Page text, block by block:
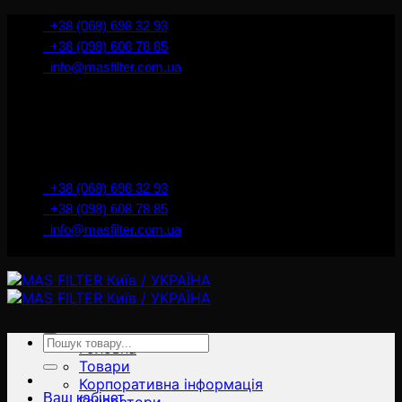
İçeriğe+38 (068) 698 32 93
+38 (098) 608 78 85
info@masfilter.com.ua
+38 (068) 698 32 93
+38 (098) 608 78 85
info@masfilter.com.ua
Головна
Товари
Корпоративна інформація
Ara:
Ваш кабінет